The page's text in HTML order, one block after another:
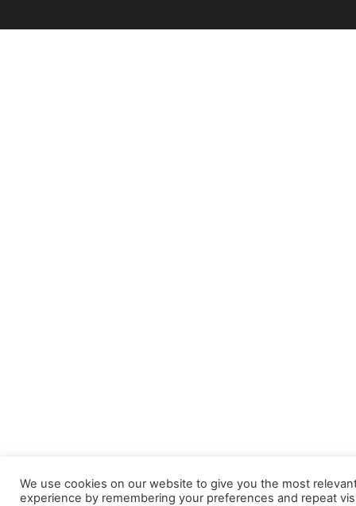
We use cookies on our website to give you the most
experience by remembering your preferences and repeat